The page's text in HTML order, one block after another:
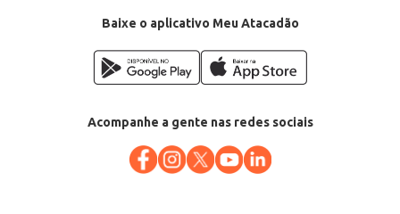
Baixe o aplicativo Meu Atacadão
Acompanhe a gente nas redes sociais